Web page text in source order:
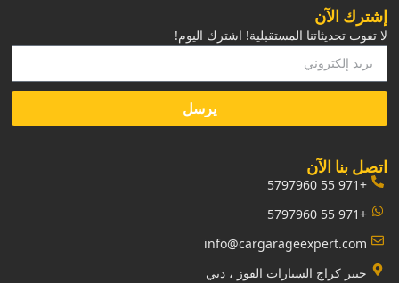
إشترك الآن
لا تفوت تحديثاتنا المستقبلية! اشترك اليوم!
يرسل
‏اتصل بنا الآن‏
+971 55 5797960
+971 55 5797960
info@cargarageexpert.com
‏خبير كراج السيارات القوز ، دبي‏